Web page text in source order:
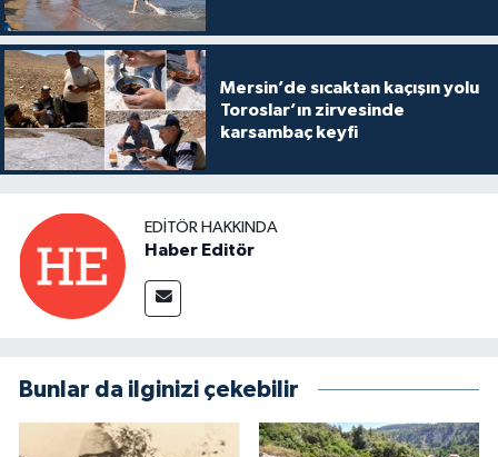
Mersin’de sıcaktan kaçışın yolu
Toroslar’ın zirvesinde
karsambaç keyfi
EDITÖR HAKKINDA
Haber Editör
Bunlar da ilginizi çekebilir